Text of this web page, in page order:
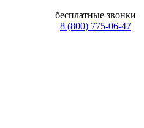
бесплатные звонки
8 (800) 775-06-47